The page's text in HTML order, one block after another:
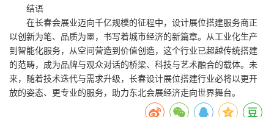
结语
在长春会展业迈向千亿规模的征程中，设计展位搭建服务商正
以创新为笔、品质为墨，书写着城市经济的新篇章。从工业化生产
到智能化服务，从空间营造到价值创造，这个行业已超越传统搭建
的范畴，成为品牌与观众对话的桥梁、科技与艺术融合的载体。未
来，随着技术迭代与需求升级，长春设计展位搭建行业必将以更开
放的姿态、更专业的服务，助力东北会展经济走向世界舞台。